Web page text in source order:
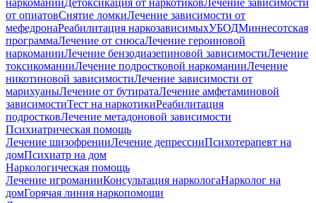
наркоманииДетоксикация от наркотиковЛечение зависимости
от опиатовСнятие ломкиЛечение зависимости от
мефедронаРеабилитация наркозависимыхУБОДМиннесотская
программаЛечение от снюсаЛечение героиновой
наркоманииЛечение бензодиазепиновой зависимостиЛечение
токсикоманииЛечение подростковой наркоманииЛечение
никотиновой зависимостиЛечение зависимости от
марихуаныЛечение от бутиратаЛечение амфетаминовой
зависимостиТест на наркотикиРеабилитация
подростковЛечение метадоновой зависимости
Психиатрическая помощь
Лечение шизофренииЛечение депрессииПсихотерапевт на
домПсихиатр на дом
Наркологическая помощь
Лечение игроманииКонсультация наркологаНарколог на
домГорячая линия наркопомощи